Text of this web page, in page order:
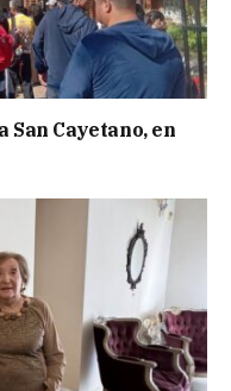
Cayetano, en